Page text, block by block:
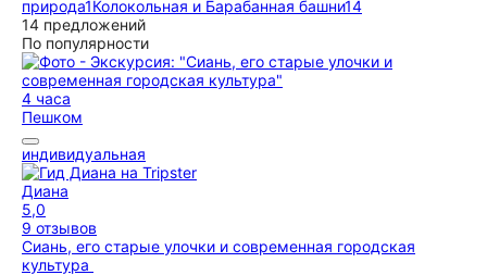
природа1Колокольная и Барабанная башни14
14 предложений
По популярности
4 часа
Пешком
индивидуальная
Диана
5,0
9 отзывов
Сиань, его старые улочки и современная городская
культура